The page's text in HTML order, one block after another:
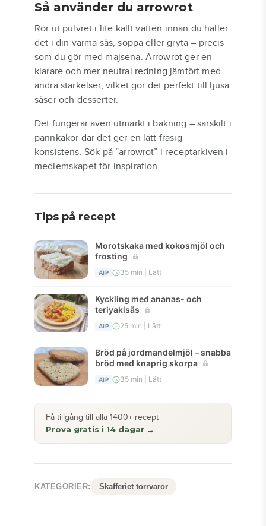
Så använder du arrowrot
Rör ut pulvret i lite kallt vatten innan du häller
det i din varma sås, soppa eller gryta – precis
som du gör med majsena. Arrowrot ger en
klarare och mer neutral redning jämfört med
andra stärkelser, vilket gör det perfekt till ljusa
såser och desserter.
Det fungerar även utmärkt i bakning – särskilt i
pannkakor där det ger en lätt frasig
konsistens. Sök på ”arrowrot” i receptarkiven i
medlemskapet för inspiration.
Tips på recept
Morotskaka med kokosmjöl och
frosting
AIP 35 min | Lätt
Kyckling med ananas- och
teriyakisås
AIP 25 min | Lätt
Bröd på jordmandelmjöl – snabba
bröd med knaprig skorpa
AIP 35 min | Lätt
Få tillgång till alla 1400+ recept
Prova gratis i 14 dagar →
KATEGORIER: Skafferiet torrvaror